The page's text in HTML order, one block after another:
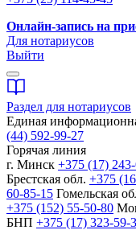
Онлайн-запись на
Для нотариусов
Выйти
Раздел для нотариусов
Единая
(44) 592-99-27
Горячая линия
г. Минск +375 (17)
Брестская обл. +375
60-85-15 Гомельская
+375 (152) 55-50-80
БНП +375 (17) 323-59-